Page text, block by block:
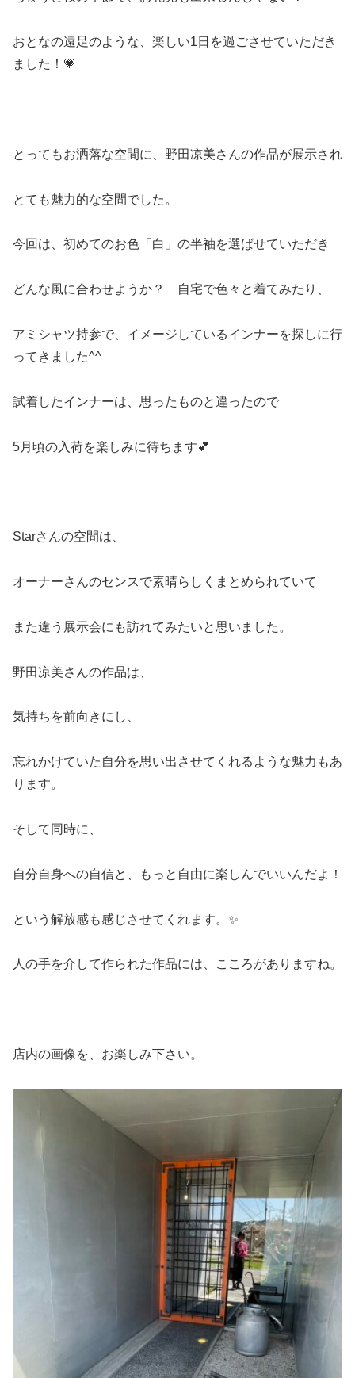
おとなの遠足のような、楽しい1日を過ごさせていただき
ました！💗
とってもお洒落な空間に、野田凉美さんの作品が展示され
とても魅力的な空間でした。
今回は、初めてのお色「白」の半袖を選ばせていただき
どんな風に合わせようか？ 自宅で色々と着てみたり、
アミシャツ持参で、イメージしているインナーを探しに行
ってきました^^
試着したインナーは、思ったものと違ったので
5月頃の入荷を楽しみに待ちます💕
Starさんの空間は、
オーナーさんのセンスで素晴らしくまとめられていて
また違う展示会にも訪れてみたいと思いました。
野田凉美さんの作品は、
気持ちを前向きにし、
忘れかけていた自分を思い出させてくれるような魅力もあ
ります。
そして同時に、
自分自身への自信と、もっと自由に楽しんでいいんだよ！
という解放感も感じさせてくれます。✨
人の手を介して作られた作品には、こころがありますね。
店内の画像を、お楽しみ下さい。